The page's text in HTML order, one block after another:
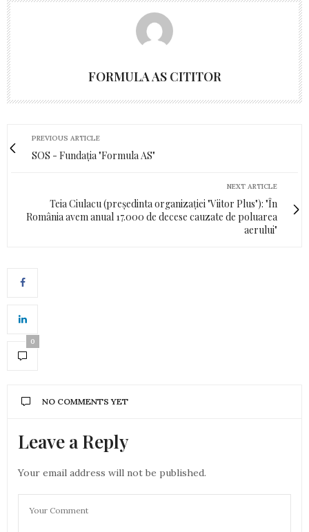
FORMULA AS CITITOR
PREVIOUS ARTICLE
SOS - Fundația "Formula AS"
NEXT ARTICLE
Teia Ciulacu (președinta organizației "Viitor Plus"): "În
România avem anual 17.000 de decese cauzate de poluarea
aerului"
0
NO COMMENTS YET
Leave a Reply
Your email address will not be published.